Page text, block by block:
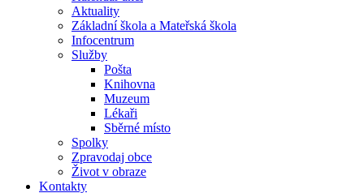
Aktuality
Základní škola a Mateřská škola
Infocentrum
Služby
Pošta
Knihovna
Muzeum
Lékaři
Sběrné místo
Spolky
Zpravodaj obce
Život v obraze
Kontakty